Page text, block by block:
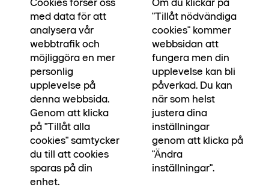
Just nu hittar du hem i Närheten till extra bra
pris. Välj ett hem med 2–5 rum och kök som
fortfarande är till salu i kvarteret, och spara 250
000 kr. Det innebär pengar över som du kan
använda till inredning i ditt nya hem, lägga på
en härlig resa eller skapa lite extra utrymme i din
vardagsbudget. En chans du helt enkelt inte får
missa! Erbjudandet gäller de tio första nya
kunderna som tecknar upplåtelseavtal, dock
längst till och med den 31 augusti 2026.
Kontakta mäklare
Se alla lägenheterna i Närheten här
med data för att
analysera vår
webbtrafik och
möjliggöra en mer
personlig
upplevelse på
denna webbsida.
Genom att klicka
på "Tillåt alla
cookies" samtycker
du till att cookies
sparas på din
enhet.
"Tillåt nödvändiga
cookies" kommer
webbsidan att
fungera men din
upplevelse kan bli
påverkad. Du kan
när som helst
justera dina
inställningar
genom att klicka på
"Ändra
inställningar".